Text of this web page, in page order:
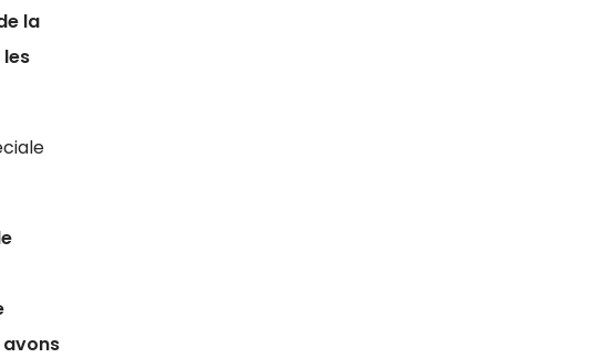
la
avons